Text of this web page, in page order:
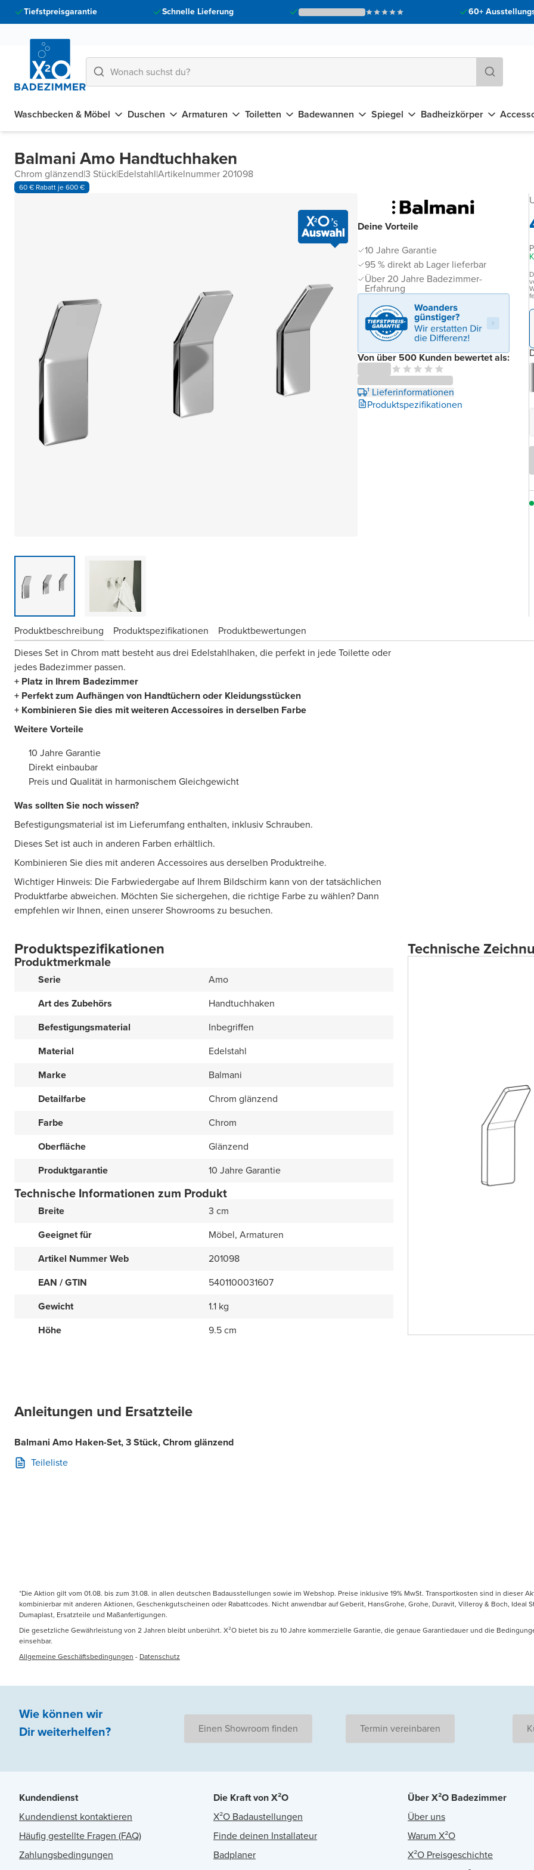
Tiefstpreisgarantie Schnelle Lieferung 60+
Waschbecken & Möbel Duschen Armaturen Toiletten Badewannen Spiegel Badheizkörper
Balmani Amo Handtuchhaken
Chrom glänzend|3 Stück|Edelstahl|Artikelnummer 201098
60 € Rabatt je 600 €
Deine Vorteile
10 Jahre Garantie
95 % direkt ab Lager lieferbar
Über 20 Jahre Badezimmer-
Erfahrung
Von über 500 Kunden bewertet als:
¹ Lieferinformationen
Produktspezifikationen
Produktbeschreibung Produktspezifikationen
Produktbewertungen
Dieses Set in Chrom matt besteht aus drei Edelstahlhaken, die perfekt in jede Toilette oder
jedes Badezimmer passen.
+ Platz in Ihrem Badezimmer
+ Perfekt zum Aufhängen von Handtüchern oder Kleidungsstücken
+ Kombinieren Sie dies mit weiteren Accessoires inderselben Farbe
Weitere Vorteile
10 Jahre Garantie
Direkt einbaubar
Preis und Qualität in harmonischem Gleichgewicht
Was sollten Sie noch wissen?
Befestigungsmaterial ist im Lieferumfang enthalten, inklusiv Schrauben.
Dieses Set ist auch in anderen Farben erhältlich.
Kombinieren Sie dies mit anderen Accessoires aus derselben Produktreihe.
Wichtiger Hinweis: Die Farbwiedergabe auf Ihrem Bildschirm kann von der tatsächlichen
Produktfarbe abweichen. Möchten Sie sichergehen, die richtige Farbe zu wählen? Dann
empfehlen wir Ihnen, einen unserer Showrooms zu besuchen.
Produktspezifikationen
Produktmerkmale
Serie
Amo
Art des Zubehörs
Handtuchhaken
Befestigungsmaterial
Inbegriffen
Material
Edelstahl
Marke
Balmani
Detailfarbe
Chrom glänzend
Farbe
Chrom
Oberfläche
Glänzend
Produktgarantie
10 Jahre Garantie
Technische Informationen zum Produkt
Breite
3 cm
Geeignet für
Möbel, Armaturen
Artikel Nummer Web
201098
EAN / GTIN
5401100031607
Gewicht
1.1 kg
Höhe
9.5 cm
Technische
Anleitungen und Ersatzteile
Balmani Amo Haken-Set, 3 Stück, Chrom glänzend
Teileliste
*Die Aktion gilt vom 01.08. bis zum 31.08. in allen deutschen Badausstellungen sowie im Webshop. Preise inklusive 19% MwSt. Transportkosten sind in dieser
kombinierbar mit anderen Aktionen, Geschenkgutscheinen oder Rabattcodes. Nicht anwendbar auf Geberit, HansGrohe, Grohe, Duravit, Villeroy & Boch, Ideal
Dumaplast, Ersatzteile und Maßanfertigungen.
Die gesetzliche Gewährleistung von 2 Jahren bleibt unberührt. X²O bietet bis zu 10 Jahre kommerzielle Garantie, die genaue Garantiedauer und die
einsehbar.
Allgemeine Geschäftsbedingungen - Datenschutz
Wie können wir
Dir weiterhelfen? Einen Showroom finden Termin vereinbaren
Kundendienst
Kundendienst kontaktieren
Häufig gestellte Fragen (FAQ)
Zahlungsbedingungen
Die Kraft von X²O
X²O Badaustellungen
Finde deinen Installateur
Badplaner
Über X²O Badezimmer
Über uns
Warum X²O
X²O Preisgeschichte